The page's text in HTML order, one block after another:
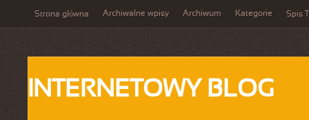
Strona główna Archiwalne wpisy Archiwum Kategorie Spis
INTERNETOWY BLOG